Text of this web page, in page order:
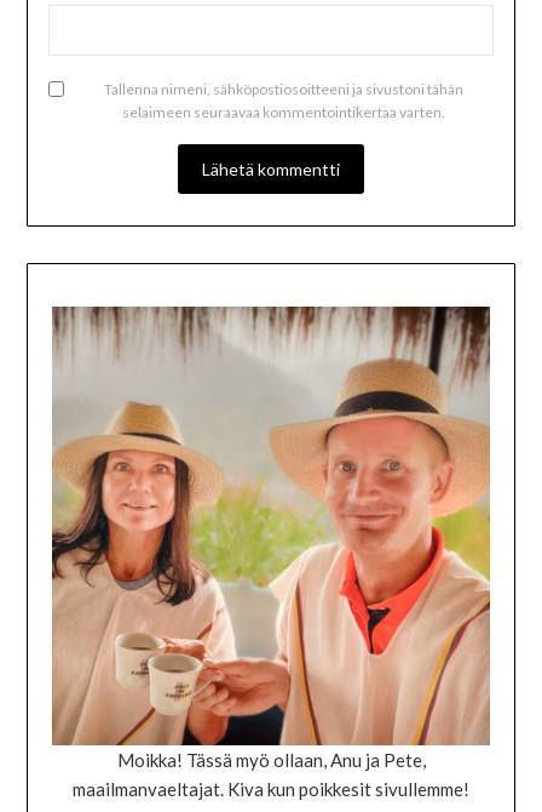
Tallenna nimeni, sähköpostiosoitteeni ja sivustoni tähän
selaimeen seuraavaa kommentointikertaa varten.
Moikka! Tässä myö ollaan, Anu ja Pete,
maailmanvaeltajat. Kiva kun poikkesit sivullemme!